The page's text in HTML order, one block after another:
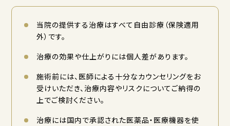
当院の提供する治療はすべて自由診療（保険適用
外）です。
治療の効果や仕上がりには個人差があります。
施術前には、医師による十分なカウンセリングをお
受けいただき、治療内容やリスクについてご納得の
上でご検討ください。
治療には国内で承認された医薬品・医療機器を使